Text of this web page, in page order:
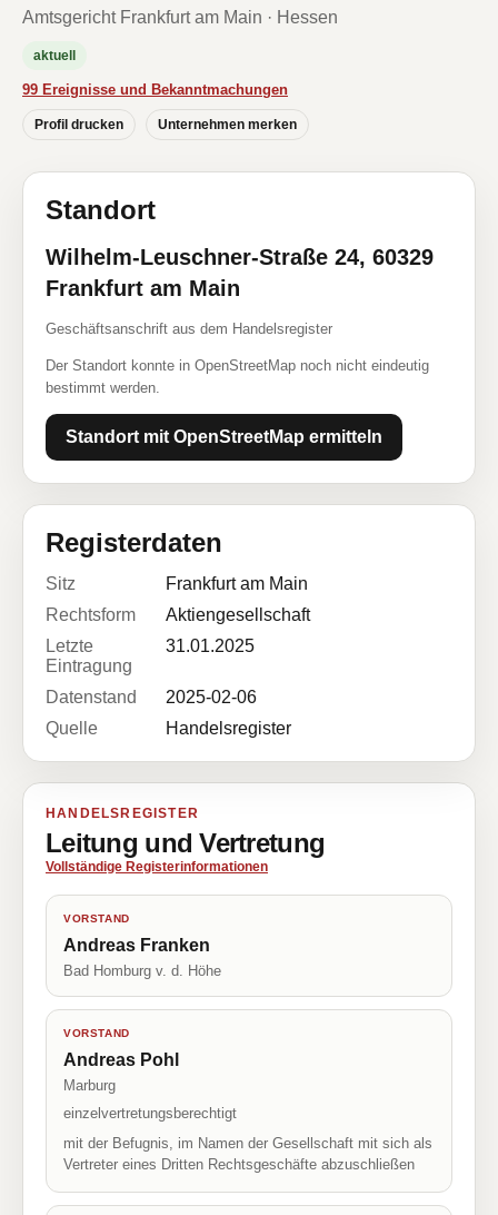
Amtsgericht Frankfurt am Main · Hessen
aktuell
99 Ereignisse und Bekanntmachungen
Profil drucken Unternehmen merken
Standort
Wilhelm-Leuschner-Straße 24, 60329
Frankfurt am Main
Geschäftsanschrift aus dem Handelsregister
Der Standort konnte in OpenStreetMap noch nicht eindeutig
bestimmt werden.
Standort mit OpenStreetMap ermitteln
Registerdaten
Sitz
Frankfurt am Main
Rechtsform
Aktiengesellschaft
Letzte
Eintragung
31.01.2025
Datenstand
2025-02-06
Quelle
Handelsregister
HANDELSREGISTER
Leitung und Vertretung
Vollständige Registerinformationen
VORSTAND
Andreas Franken
Bad Homburg v. d. Höhe
VORSTAND
Andreas Pohl
Marburg
einzelvertretungsberechtigt
mit der Befugnis, im Namen der Gesellschaft mit sich als
Vertreter eines Dritten Rechtsgeschäfte abzuschließen